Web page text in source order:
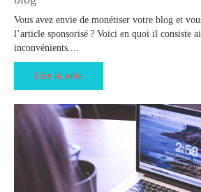
Vous avez envie de monétiser votre blog et
l’article sponsorisé ? Voici en quoi il consiste
inconvénients....
Lire la suite